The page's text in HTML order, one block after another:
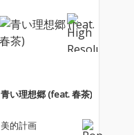
トのもと、2019年に始
動したプロジェクト。
和ぬか、にしな、春
サーヤ）、青空＆絲花
といった多彩なボーカ
フルアルバム。
青い理想郷 (feat. 春茶)
美的計画